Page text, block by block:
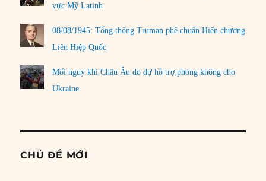
vực Mỹ Latinh
08/08/1945: Tổng thống Truman phê chuẩn Hiến chương
Liên Hiệp Quốc
Mối nguy khi Châu Âu do dự hỗ trợ phòng không cho
Ukraine
CHỦ ĐỀ MỚI